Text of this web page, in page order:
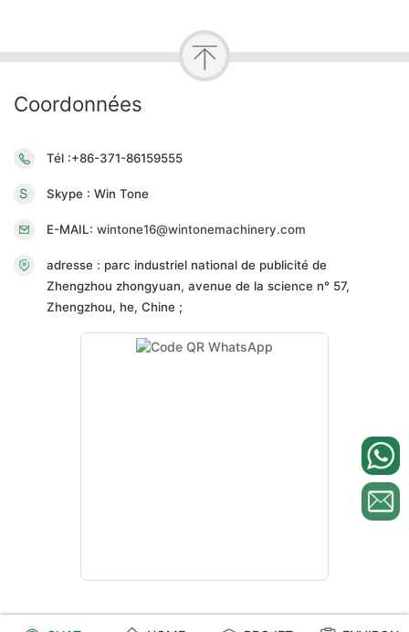
Coordonnées
Tél :+86-371-86159555
Skype : Win Tone
E-MAIL: wintone16@wintonemachinery.com
adresse : parc industriel national de publicité de
Zhengzhou zhongyuan, avenue de la science n° 57,
Zhengzhou, he, Chine ;